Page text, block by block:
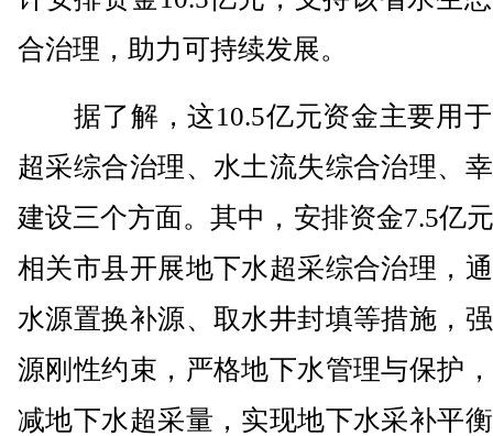
合治理，助力可持续发展。
据了解，这10.5亿元资金主要用于
超采综合治理、水土流失综合治理、
建设三个方面。其中，安排资金7.5亿
相关市县开展地下水超采综合治理，
水源置换补源、取水井封填等措施，
源刚性约束，严格地下水管理与保护
减地下水超采量，实现地下水采补平